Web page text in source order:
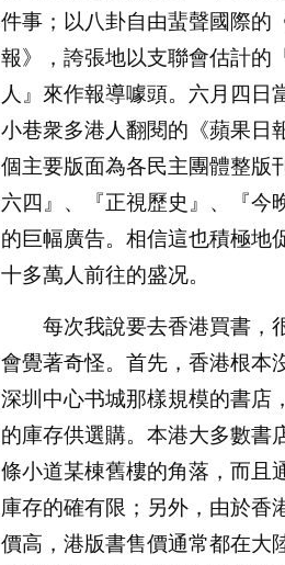
件事；以八卦自由蜚聲國際的
報》，誇張地以支聯會估計的
人』來作報導噱頭。六月四日
小巷衆多港人翻閱的《蘋果日
個主要版面為各民主團體整版
六四』、『正視歷史』、『今
的巨幅廣告。相信這也積極地
十多萬人前往的盛况。
每次我說要去香港買書，
會覺著奇怪。首先，香港根本
深圳中心书城那樣規模的書店
的庫存供選購。本港大多數書
條小道某棟舊樓的角落，而且
庫存的確有限；另外，由於香
價高，港版書售價通常都在大